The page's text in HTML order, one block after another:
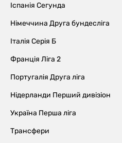
Іспанія Сегунда
Німеччина Друга бундесліга
Італія Серія Б
Франція Ліга 2
Португалія Друга ліга
Нідерланди Перший дивізіон
Україна Перша ліга
Трансфери